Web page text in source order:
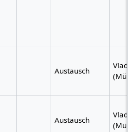
Austausch
Vlad
Austausch
Vlad